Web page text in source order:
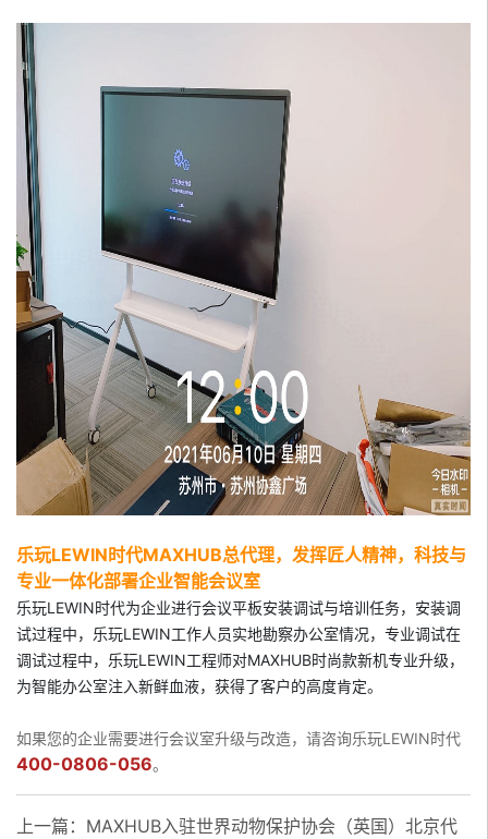
乐玩LEWIN时代MAXHUB总代理， 发挥匠人精神，科技与
专业一体化部署企业智能会议室
乐玩LEWIN时代为企业进行会议平板安装调试与培训任务，安装调
试过程中，乐玩LEWIN工作人员实地勘察办公室情况，专业调试在
调试过程中，乐玩LEWIN工程师对MAXHUB时尚款新机专业升级，
为智能办公室注入新鲜血液，获得了客户的高度肯定。
如果您的企业需要进行会议室升级与改造，请咨询乐玩LEWIN时代
400-0806-056。
上一篇： MAXHUB入驻世界动物保护协会（英国）北京代